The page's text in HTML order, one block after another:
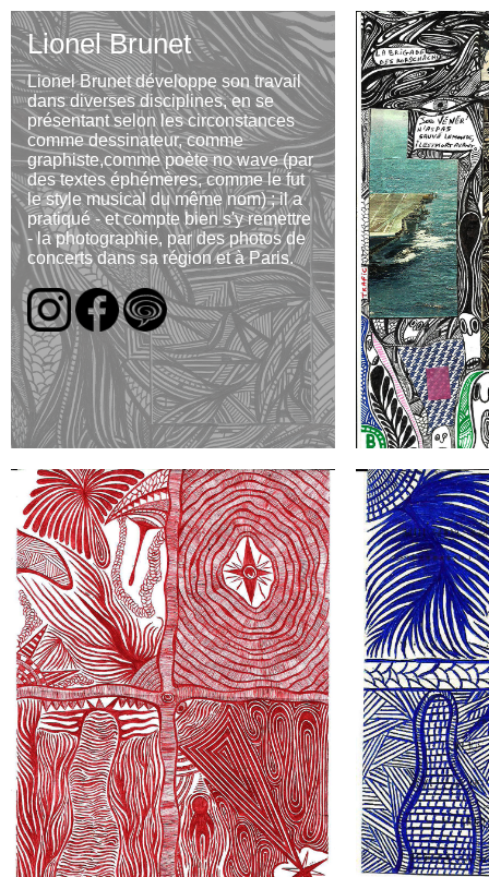
Lionel Brunet
Lionel Brunet développe son travail
dans diverses disciplines, en se
présentant selon les circonstances
comme dessinateur, comme
graphiste,comme poète no wave (par
des textes éphémères, comme le fut
le style musical du même nom) ; il a
pratiqué - et compte bien s'y remettre
- la photographie, par des photos de
concerts dans sa région et à Paris.